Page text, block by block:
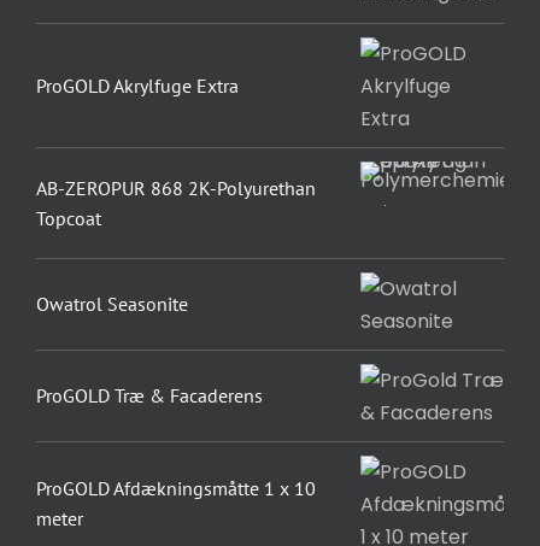
ProGOLD Akrylfuge Extra
AB-ZEROPUR 868 2K-Polyurethan
Topcoat
Owatrol Seasonite
ProGOLD Træ & Facaderens
ProGOLD Afdækningsmåtte 1 x 10
meter